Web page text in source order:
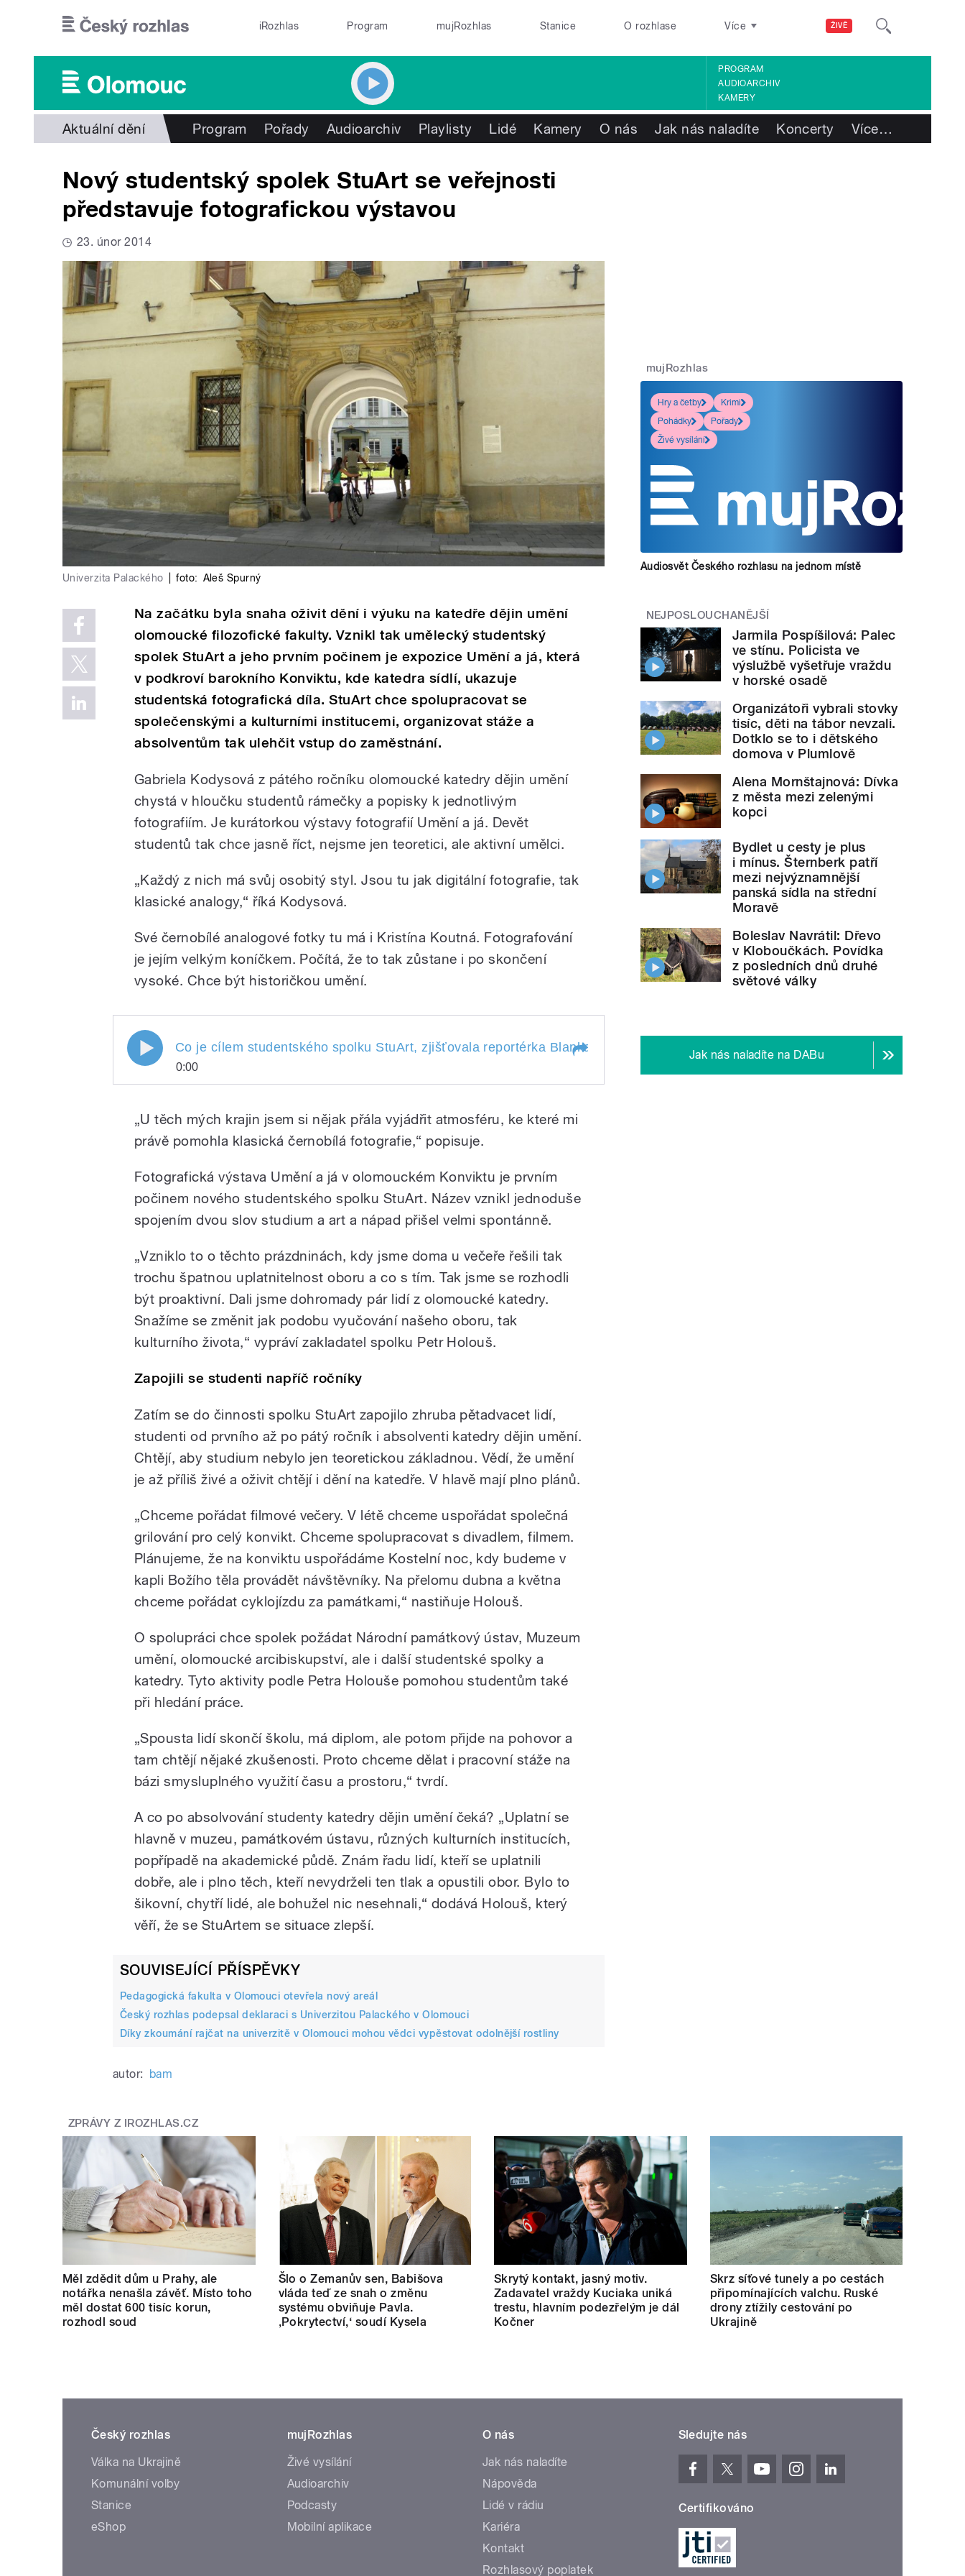
ŽIVĚ
iRozhlas Program mujRozhlas Stanice O rozhlase Více
PROGRAM
AUDIOARCHIV
KAMERY
Aktuální dění Program Pořady Audioarchiv Playlisty Lidé Kamery O nás Jak nás naladíte Koncerty Více…
Nový studentský spolek StuArt se veřejnosti
představuje fotografickou výstavou
23. únor 2014
Univerzita Palackého foto: Aleš Spurný
Na začátku byla snaha oživit dění i výuku na katedře dějin umění
olomoucké filozofické fakulty. Vznikl tak umělecký studentský
spolek StuArt a jeho prvním počinem je expozice Umění a já, která
v podkroví barokního Konviktu, kde katedra sídlí, ukazuje
studentská fotografická díla. StuArt chce spolupracovat se
společenskými a kulturními institucemi, organizovat stáže a
absolventům tak ulehčit vstup do zaměstnání.
Gabriela Kodysová z pátého ročníku olomoucké katedry dějin umění
chystá v hloučku studentů rámečky a popisky k jednotlivým
fotografiím. Je kurátorkou výstavy fotografií Umění a já. Devět
studentů tak chce jasně říct, nejsme jen teoretici, ale aktivní umělci.
„Každý z nich má svůj osobitý styl. Jsou tu jak digitální fotografie, tak
klasické analogy,“ říká Kodysová.
Své černobílé analogové fotky tu má i Kristína Koutná. Fotografování
je jejím velkým koníčkem. Počítá, že to tak zůstane i po skončení
vysoké. Chce být historičkou umění.
Co je cílem studentského spolku StuArt, zjišťovala reportérka
Blanka Mazalová
pause
Co je cílem studentského spolku StuArt, zjišťovala reportérka Blanka " style=""> Co je cílem studentského spolku
0:00
zjišťovala reportérka Blanka
„U těch mých krajin jsem si nějak přála vyjádřit atmosféru, ke které mi
právě pomohla klasická černobílá fotografie,“ popisuje.
Fotografická výstava Umění a já v olomouckém Konviktu je prvním
počinem nového studentského spolku StuArt. Název vznikl jednoduše
spojením dvou slov studium a art a nápad přišel velmi spontánně.
„Vzniklo to o těchto prázdninách, kdy jsme doma u večeře řešili tak
trochu špatnou uplatnitelnost oboru a co s tím. Tak jsme se rozhodli
být proaktivní. Dali jsme dohromady pár lidí z olomoucké katedry.
Snažíme se změnit jak podobu vyučování našeho oboru, tak
kulturního života,“ vypráví zakladatel spolku Petr Holouš.
Zapojili se studenti napříč ročníky
Zatím se do činnosti spolku StuArt zapojilo zhruba pětadvacet lidí,
studenti od prvního až po pátý ročník i absolventi katedry dějin umění.
Chtějí, aby studium nebylo jen teoretickou základnou. Vědí, že umění
je až příliš živé a oživit chtějí i dění na katedře. V hlavě mají plno plánů.
„Chceme pořádat filmové večery. V létě chceme uspořádat společná
grilování pro celý konvikt. Chceme spolupracovat s divadlem, filmem.
Plánujeme, že na konviktu uspořádáme Kostelní noc, kdy budeme v
kapli Božího těla provádět návštěvníky. Na přelomu dubna a května
chceme pořádat cyklojízdu za památkami,“ nastiňuje Holouš.
O spolupráci chce spolek požádat Národní památkový ústav, Muzeum
umění, olomoucké arcibiskupství, ale i další studentské spolky a
katedry. Tyto aktivity podle Petra Holouše pomohou studentům také
při hledání práce.
„Spousta lidí skončí školu, má diplom, ale potom přijde na pohovor a
tam chtějí nějaké zkušenosti. Proto chceme dělat i pracovní stáže na
bázi smysluplného využití času a prostoru,“ tvrdí.
A co po absolvování studenty katedry dějin umění čeká? „Uplatní se
hlavně v muzeu, památkovém ústavu, různých kulturních institucích,
popřípadě na akademické půdě. Znám řadu lidí, kteří se uplatnili
dobře, ale i plno těch, kteří nevydrželi ten tlak a opustili obor. Bylo to
šikovní, chytří lidé, ale bohužel nic nesehnali,“ dodává Holouš, který
věří, že se StuArtem se situace zlepší.
SOUVISEJÍCÍ PŘÍSPĚVKY
Pedagogická fakulta v Olomouci otevřela nový areál
Český rozhlas podepsal deklaraci s Univerzitou Palackého v Olomouci
Díky zkoumání rajčat na univerzitě v Olomouci mohou vědci vypěstovat odolnější rostliny
autor: bam
mujRozhlas
Hry a četby
Krimi
Pohádky
Pořady
Živé vysílání
Audiosvět Českého rozhlasu na jednom místě
NEJPOSLOUCHANĚJŠÍ
Jarmila Pospíšilová: Palec
ve stínu. Policista ve
výslužbě vyšetřuje vraždu
v horské osadě
Organizátoři vybrali stovky
tisíc, děti na tábor nevzali.
Dotklo se to i dětského
domova v Plumlově
Alena Mornštajnová: Dívka
z města mezi zelenými
kopci
Bydlet u cesty je plus
i mínus. Šternberk patří
mezi nejvýznamnější
panská sídla na střední
Moravě
Boleslav Navrátil: Dřevo
v Kloboučkách. Povídka
z posledních dnů druhé
světové války
Jak nás naladíte na DABu
ZPRÁVY Z IROZHLAS.CZ
Měl zdědit dům u Prahy, ale
notářka nenašla závěť. Místo toho
měl dostat 600 tisíc korun,
rozhodl soud
Šlo o Zemanův sen, Babišova
vláda teď ze snah o změnu
systému obviňuje Pavla.
‚Pokrytectví,‘ soudí Kysela
Skrytý kontakt, jasný motiv.
Zadavatel vraždy Kuciaka uniká
trestu, hlavním podezřelým je dál
Kočner
Skrz síťové tunely a po cestách
připomínajících valchu. Ruské
drony ztížily cestování po
Ukrajině
Český rozhlas
Válka na Ukrajině
Komunální volby
Stanice
eShop
mujRozhlas
Živé vysílání
Audioarchiv
Podcasty
Mobilní aplikace
O nás
Jak nás naladíte
Nápověda
Lidé v rádiu
Kariéra
Kontakt
Rozhlasový poplatek
Sledujte nás
Certifikováno